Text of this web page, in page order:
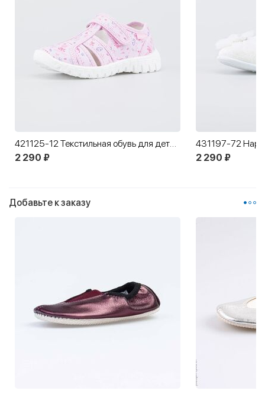
421125-12 Текстильная обувь для детей Королева
2 290 ₽
431197-72
2 290 ₽
Добавьте к заказу